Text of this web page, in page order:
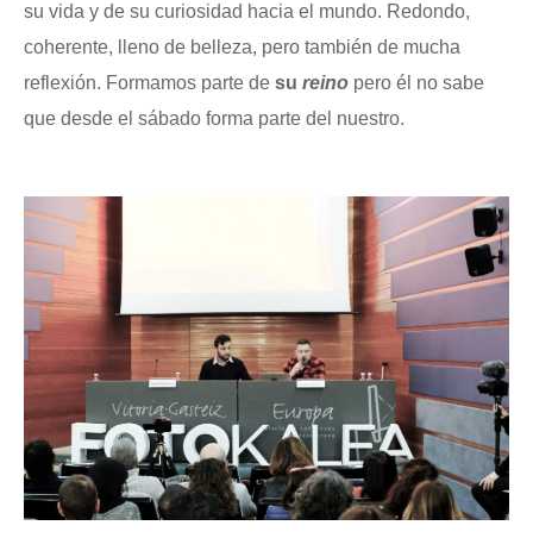
su vida y de su curiosidad hacia el mundo. Redondo,
coherente, lleno de belleza, pero también de mucha
reflexión. Formamos parte de su reino pero él no sabe
que desde el sábado forma parte del nuestro.